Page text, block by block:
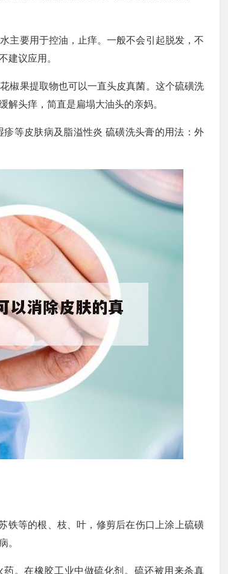
主要用于控油，止痒。一般不会引起脱发，不
建议应用。
椒果提取物也可以一直头皮真菌。这个硫磺洗
头痒，简直是扁塌大油头的亲妈。
等皮肤病及脂溢性炎 硫磺洗头膏的用法：外
铁等的根、枝、叶，修剪后在伤口上涂上硫磺
。
。在橡胶工业中做硫化剂。硫还被用来杀真